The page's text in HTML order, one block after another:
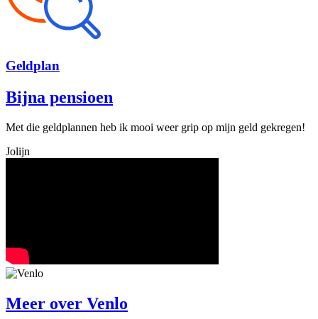
Geldplan
Bijna pensioen
Met die geldplannen heb ik mooi weer grip op mijn geld gekregen!
Jolijn
Meer over Venlo